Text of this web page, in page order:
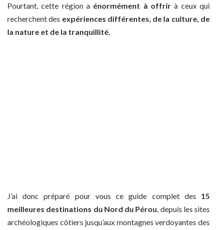
Pourtant, cette région a énormément à offrir à ceux qui
recherchent des expériences différentes, de la culture, de
la nature et de la tranquillité.
J’ai donc préparé pour vous ce guide complet des 15
meilleures destinations du Nord du Pérou, depuis les sites
archéologiques côtiers jusqu’aux montagnes verdoyantes des